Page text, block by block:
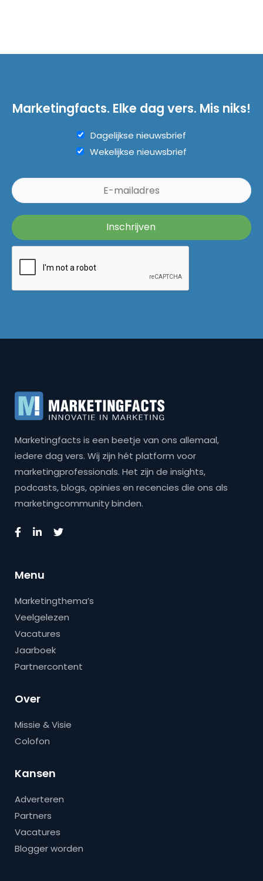
Marketingfacts. Elke dag vers. Mis niks!
Dagelijkse nieuwsbrief
Wekelijkse nieuwsbrief
Marketingfacts is een beetje van ons allemaal,
iedere dag vers. Wij zijn hét platform voor
marketingprofessionals. Het zijn de insights,
podcasts, blogs, opinies en recencies die ons als
marketingcommunity binden.
Menu
Marketingthema’s
Veelgelezen
Vacatures
Jaarboek
Partnercontent
Over
Missie & Visie
Colofon
Kansen
Adverteren
Partners
Vacatures
Blogger worden